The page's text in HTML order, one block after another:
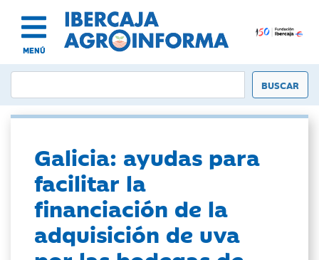
MENÚ
Galicia: ayudas para
facilitar la
financiación de la
adquisición de uva